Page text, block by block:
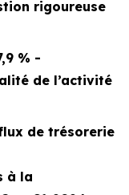
rigoureuse
% -
de l’activité
de trésorerie
à la